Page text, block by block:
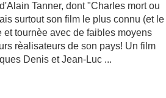
Tanner, dont "Charles mort ou
surtout son film le plus connu (et le
tournèe avec de faibles moyens
rèalisateurs de son pays! Un film
Denis et Jean-Luc ...